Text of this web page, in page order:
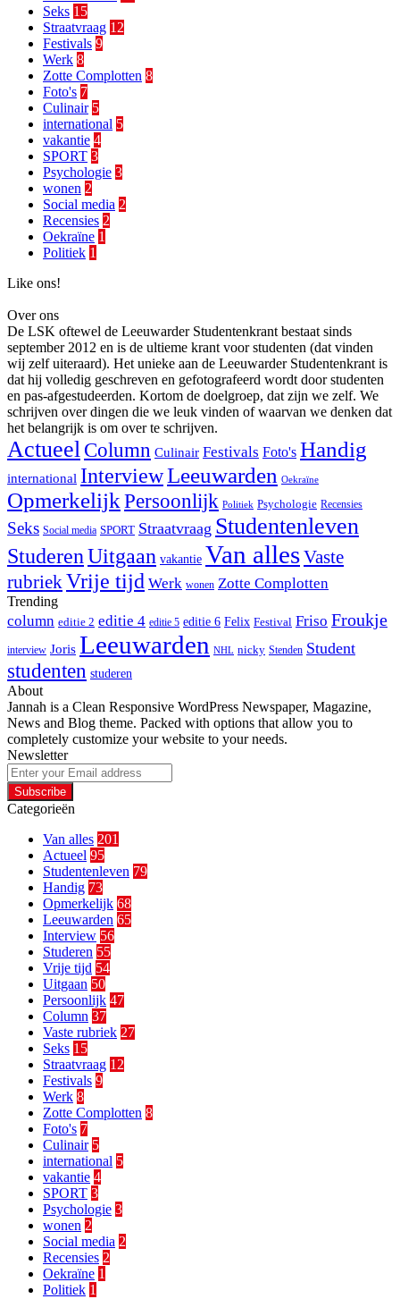
Seks 15
Straatvraag 12
Festivals 9
Werk 8
Zotte Complotten 8
Foto's 7
Culinair 5
international 5
vakantie 4
SPORT 3
Psychologie 3
wonen 2
Social media 2
Recensies 2
Oekraïne 1
Politiek 1
Like ons!
Over ons
De LSK oftewel de Leeuwarder Studentenkrant bestaat sinds
september 2012 en is de ultieme krant voor studenten (dat vinden
wij zelf uiteraard). Het unieke aan de Leeuwarder Studentenkrant is
dat hij volledig geschreven en gefotografeerd wordt door studenten
en pas-afgestudeerden. Kortom de doelgroep, dat zijn we zelf. We
schrijven over dingen die we leuk vinden of waarvan we denken dat
het belangrijk is om over te schrijven.
Actueel Column Culinair Festivals Foto's Handig
international InterviewLeeuwarden Oekraïne
OpmerkelijkPersoonlijk Politiek Psychologie Recensies
Seks Social media SPORT Straatvraag Studentenleven
StuderenUitgaan vakantie Van allesVaste
rubriekVrije tijd Werk wonen Zotte Complotten
Trending
column editie 2 editie 4 editie 5 editie 6 Felix Festival Friso Froukje
interview Joris Leeuwarden NHL nicky Stenden Student
studenten studeren
About
Jannah is a Clean Responsive WordPress Newspaper, Magazine,
News and Blog theme. Packed with options that allow you to
completely customize your website to your needs.
Newsletter
Enter
your
Email
address
Categorieën
Van alles 201
Actueel 95
Studentenleven 79
Handig 73
Opmerkelijk 68
Leeuwarden 65
Interview 56
Studeren 55
Vrije tijd 54
Uitgaan 50
Persoonlijk 47
Column 37
Vaste rubriek 27
Seks 15
Straatvraag 12
Festivals 9
Werk 8
Zotte Complotten 8
Foto's 7
Culinair 5
international 5
vakantie 4
SPORT 3
Psychologie 3
wonen 2
Social media 2
Recensies 2
Oekraïne 1
Politiek 1